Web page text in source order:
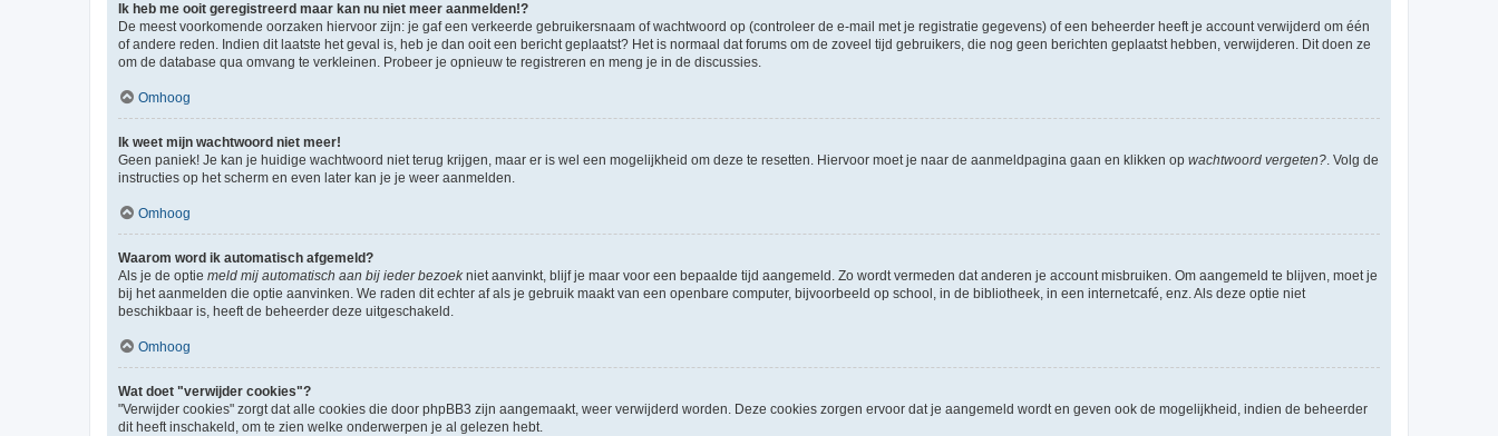
Ik heb me ooit geregistreerd maar kan nu niet meer aanmelden!?
De meest voorkomende oorzaken hiervoor zijn: je gaf een verkeerde gebruikersnaam of wachtwoord op (controleer de e-mail met je registratie gegevens) of een beheerder heeft je account verwijderd om één
of andere reden. Indien dit laatste het geval is, heb je dan ooit een bericht geplaatst? Het is normaal dat forums om de zoveel tijd gebruikers, die nog geen berichten geplaatst hebben, verwijderen. Dit doen ze
om de database qua omvang te verkleinen. Probeer je opnieuw te registreren en meng je in de discussies.
Omhoog
Ik weet mijn wachtwoord niet meer!
Geen paniek! Je kan je huidige wachtwoord niet terug krijgen, maar er is wel een mogelijkheid om deze te resetten. Hiervoor moet je naar de aanmeldpagina gaan en klikken op wachtwoord vergeten?. Volg de
instructies op het scherm en even later kan je je weer aanmelden.
Omhoog
Waarom word ik automatisch afgemeld?
Als je de optie meld mij automatisch aan bij ieder bezoekniet aanvinkt, blijf je maar voor een bepaalde tijd aangemeld. Zo wordt vermeden dat anderen je account misbruiken. Om aangemeld te blijven, moet je
bij het aanmelden die optie aanvinken. We raden dit echter af als je gebruik maakt van een openbare computer, bijvoorbeeld op school, in de bibliotheek, in een internetcafé, enz. Als deze optie niet
beschikbaar is, heeft de beheerder deze uitgeschakeld.
Omhoog
Wat doet "verwijder cookies"?
"Verwijder cookies" zorgt dat alle cookies die door phpBB3 zijn aangemaakt, weer verwijderd worden. Deze cookies zorgen ervoor dat je aangemeld wordt en geven ook de mogelijkheid, indien de beheerder
dit heeft inschakeld, om te zien welke onderwerpen je al gelezen hebt.